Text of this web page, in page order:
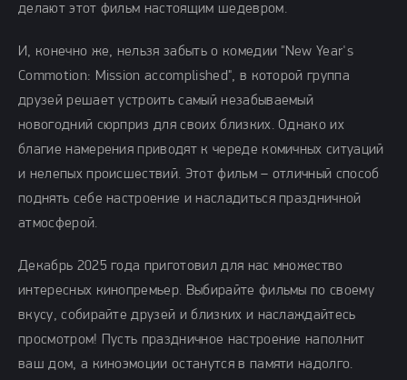
делают этот фильм настоящим шедевром.
И, конечно же, нельзя забыть о комедии "New Year's
Commotion: Mission accomplished", в которой группа
друзей решает устроить самый незабываемый
новогодний сюрприз для своих близких. Однако их
благие намерения приводят к череде комичных ситуаций
и нелепых происшествий. Этот фильм – отличный способ
поднять себе настроение и насладиться праздничной
атмосферой.
Декабрь 2025 года приготовил для нас множество
интересных кинопремьер. Выбирайте фильмы по своему
вкусу, собирайте друзей и близких и наслаждайтесь
просмотром! Пусть праздничное настроение наполнит
ваш дом, а киноэмоции останутся в памяти надолго.